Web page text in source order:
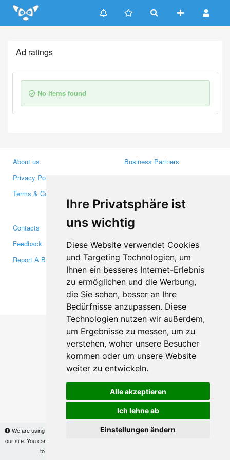
Ihre Privatsphäre ist
uns wichtig
Diese Website verwendet Cookies
und Targeting Technologien, um
Ihnen ein besseres Internet-Erlebnis
zu ermöglichen und die Werbung,
die Sie sehen, besser an Ihre
Bedürfnisse anzupassen. Diese
Technologien nutzen wir außerdem,
um Ergebnisse zu messen, um zu
verstehen, woher unsere Besucher
kommen oder um unsere Website
weiter zu entwickeln.
Alle akzeptieren
Ich lehne ab
Einstellungen ändern
Update cookies preferences
We are using cookies to provide statistics that help us give you the best experience of
our site. You can find out more
to use the site without changes, you are agreeing to it.
Ad ratings
No items found
About us
Privacy Policy
Terms & Conditions
Business Partners
Media
Contacts
Feedback
Report A Bug
Facebook
Twitter
YouTube
Google+
Makis© Copyright 2026